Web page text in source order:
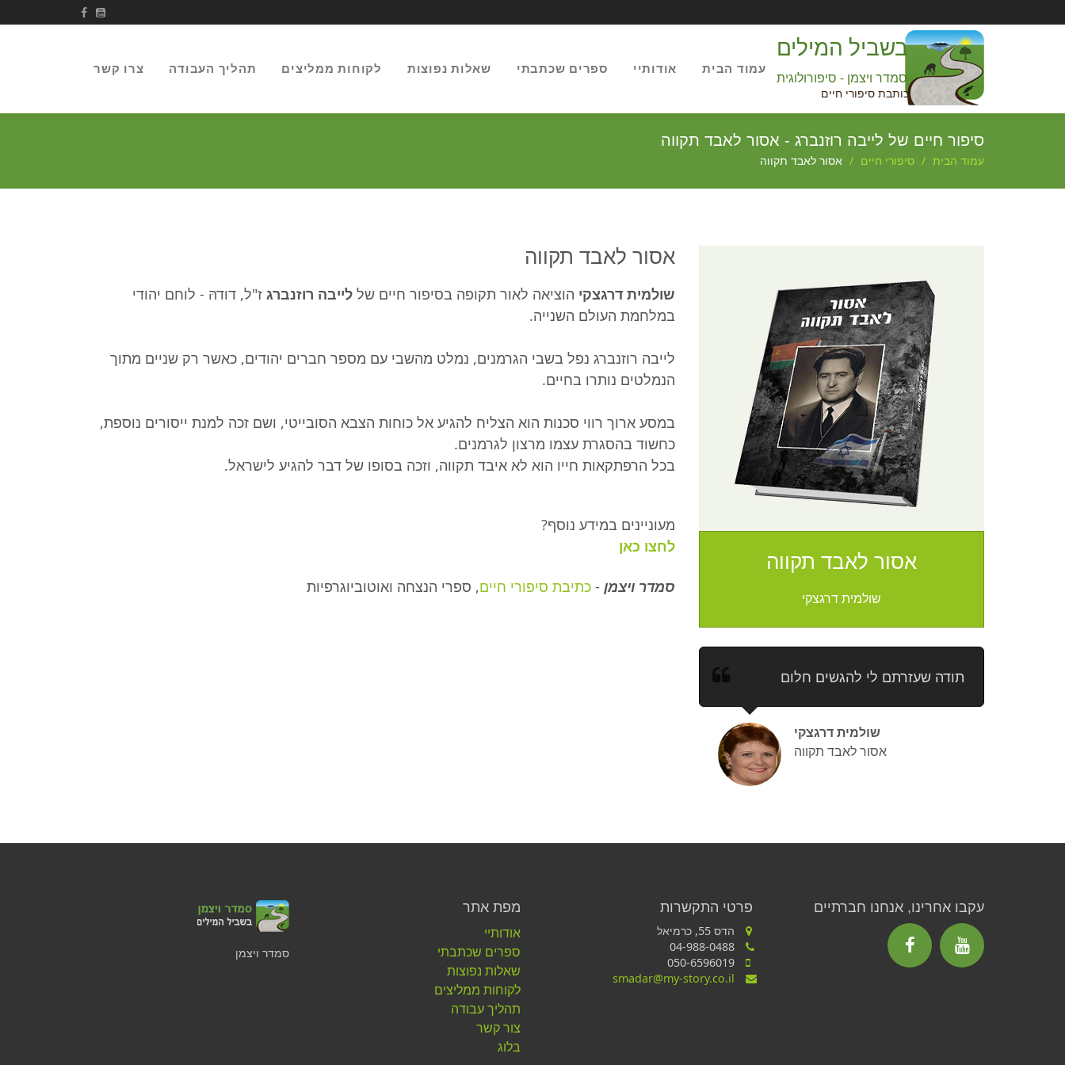
בשביל המילים
סמדר ויצמן - סיפורולוגית
כותבת סיפורי חיים
צרו קשר תהליך העבודה לקוחות ממליצים שאלות נפוצות ספרים שכתבתי אודותיי עמוד הבית
סיפור חיים של לייבה רוזנברג - אסור לאבד תקווה
עמוד הבית סיפורי חיים אסור לאבד תקווה
אסור לאבד תקווה
שולמית דרגצקי הוציאה לאור תקופה בסיפור חיים של לייבה רוזנברג ז"ל, דודהּ - לוחם יהודי
במלחמת העולם השנייה.
לייבה רוזנברג נפל בשבי הגרמנים, נמלט מהשבי עם מספר חברים יהודים, כאשר רק שניים מתוך
הנמלטים נותרו בחיים.
במסע ארוך רווי סכנות הוא הצליח להגיע אל כוחות הצבא הסובייטי, ושם זכה למנת ייסורים נוספת,
כחשוד בהסגרת עצמו מרצון לגרמנים.
בכל הרפתקאות חייו הוא לא איבד תקווה, וזכה בסופו של דבר להגיע לישראל.
מעוניינים במידע נוסף?
לחצו כאן
סמדר ויצמן - כתיבת סיפורי חיים, ספרי הנצחה ואוטוביוגרפיות
אסור לאבד תקווה
שולמית דרגצקי
תודה שעזרתם לי להגשים חלום
שולמית דרגצקי
אסור לאבד תקווה
סמדר ויצמן
מפת אתר
אודותיי
ספרים שכתבתי
שאלות נפוצות
לקוחות ממליצים
תהליך עבודה
צור קשר
בלוג
פרטי התקשרות
הדס 55, כרמיאל
04-988-0488
050-6596019
smadar@my-story.co.il
עקבו אחרינו, אנחנו חברתיים